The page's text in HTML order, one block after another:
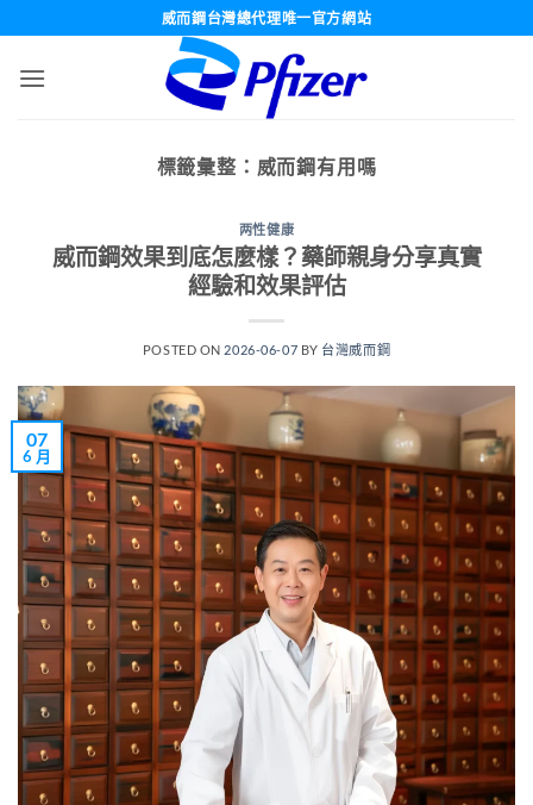
威而鋼台灣總代理唯一官方網站
標籤彙整： 威而鋼有用嗎
两性健康
威而鋼效果到底怎麼樣？藥師親身分享真實
經驗和效果評估
POSTED ON 2026-06-07 BY 台灣威而鋼
07
6 月